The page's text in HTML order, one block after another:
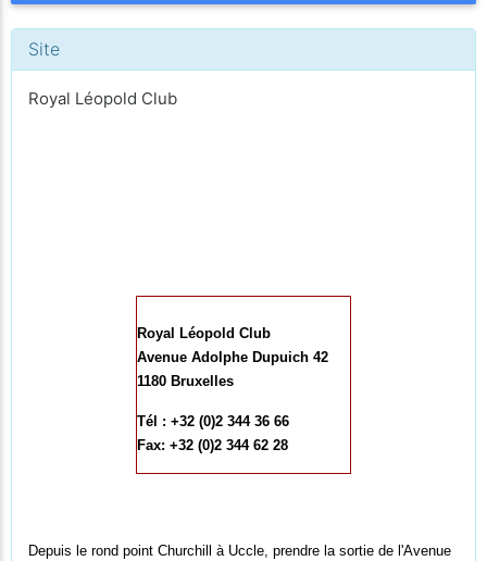
Site
Royal Léopold Club
Royal Léopold Club
Avenue Adolphe Dupuich 42
1180 Bruxelles
Tél : +32 (0)2 344 36 66
Fax: +32 (0)2 344 62 28
Depuis le rond point Churchill à Uccle, prendre la sortie de l'Avenue